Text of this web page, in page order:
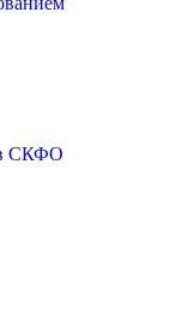
в СКФО